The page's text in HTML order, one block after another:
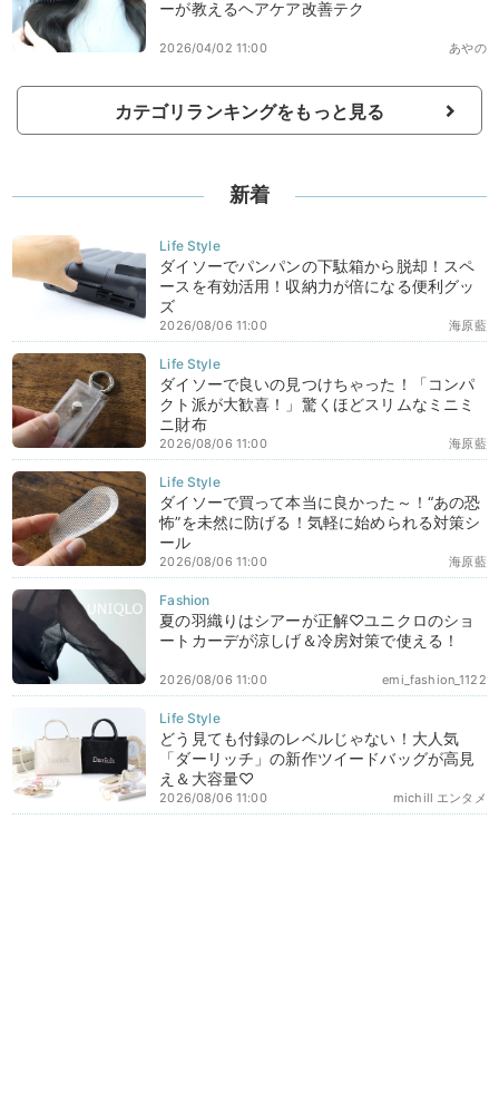
ーが教えるヘアケア改善テク
あやの
2026/04/02 11:00
カテゴリランキングをもっと見る
新着
ダイソーでパンパンの下駄箱から脱却！スペ
ースを有効活用！収納力が倍になる便利グッ
ズ
海原藍
2026/08/06 11:00
ダイソーで良いの見つけちゃった！「コンパ
クト派が大歓喜！」驚くほどスリムなミニミ
ニ財布
海原藍
2026/08/06 11:00
ダイソーで買って本当に良かった～！“あの恐
怖”を未然に防げる！気軽に始められる対策シ
ール
海原藍
2026/08/06 11:00
夏の羽織りはシアーが正解♡ユニクロのショ
ートカーデが涼しげ＆冷房対策で使える！
emi_fashion_1122
2026/08/06 11:00
どう見ても付録のレベルじゃない！大人気
「ダーリッチ」の新作ツイードバッグが高見
え＆大容量♡
michill エンタメ
2026/08/06 11:00